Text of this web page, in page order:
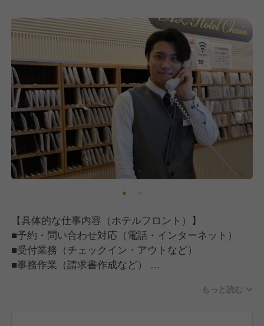
【具体的な仕事内容（ホテルフロント）】
■予約・問い合わせ対応（電話・インターネット）
■受付業務（チェックイン・アウトなど）
■事務作業（請求書作成など）
もっと読む